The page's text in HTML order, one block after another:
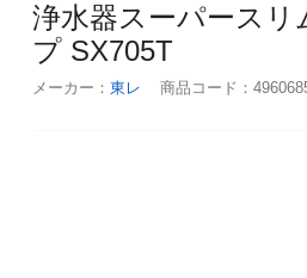
浄水器スーパースリ
SX705T
メーカー： 東レ 商品コード：